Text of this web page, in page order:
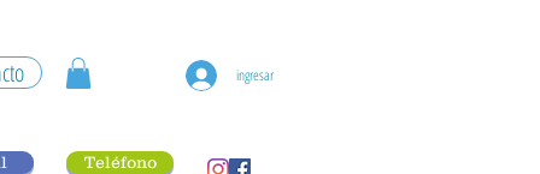
ingresar
Teléfono